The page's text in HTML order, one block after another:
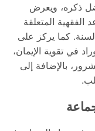
ذكره، ويعرض
الفقهية المتعلقة
كما يركز على
في تقوية الإيمان،
بالإضافة إلى